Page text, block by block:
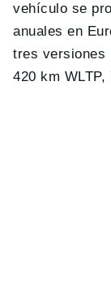
vehículo se
anuales en
tres versiones
420 km